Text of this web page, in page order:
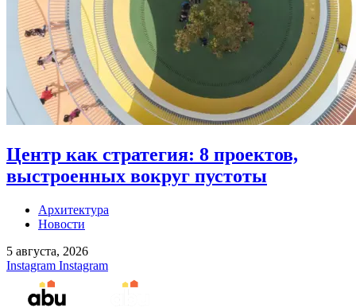
Центр как стратегия: 8 проектов,
выстроенных вокруг пустоты
Архитектура
Новости
5 августа, 2026
Instagram Instagram